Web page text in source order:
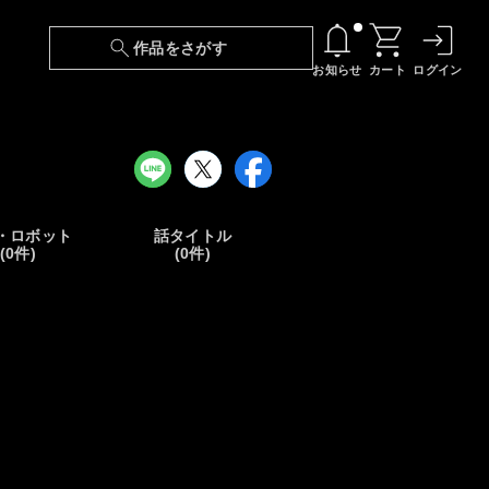
作品をさがす
お知らせ
最強の王様、二度目の人生は何をする？』第
障害】映像再生における不具合に関しまして
カート ログイン
ロボット
(0件)
話タイトル
(0件)